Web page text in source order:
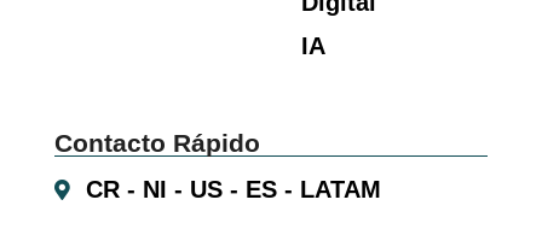
IA
Contacto Rápido
CR - NI - US - ES - LATAM